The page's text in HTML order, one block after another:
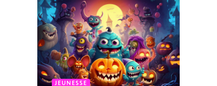
JEUNESSE